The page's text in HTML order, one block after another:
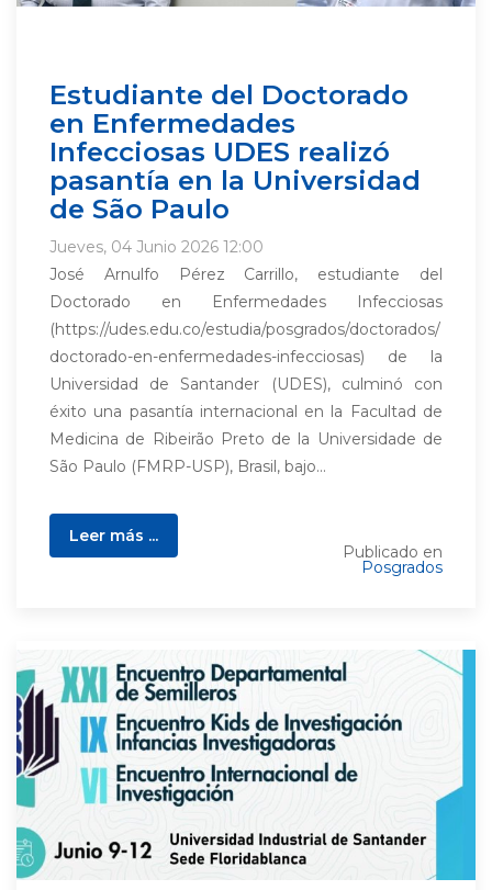
Estudiante del Doctorado
en Enfermedades
Infecciosas UDES realizó
pasantía en la Universidad
de São Paulo
Jueves, 04 Junio 2026 12:00
José Arnulfo Pérez Carrillo, estudiante del
Doctorado en Enfermedades Infecciosas
(https://udes.edu.co/estudia/posgrados/doctorados/
doctorado-en-enfermedades-infecciosas) de la
Universidad de Santander (UDES), culminó con
éxito una pasantía internacional en la Facultad de
Medicina de Ribeirão Preto de la Universidade de
São Paulo (FMRP-USP), Brasil, bajo...
Leer más ...
Publicado en
Posgrados